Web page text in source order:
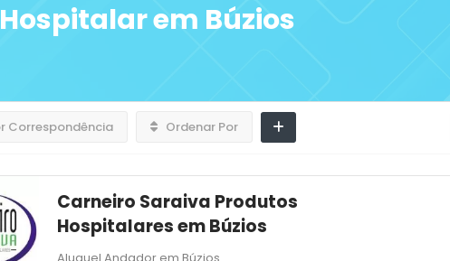
em Búzios
Correspondência Ordenar Por
Carneiro Saraiva Produtos
Hospitalares em Búzios